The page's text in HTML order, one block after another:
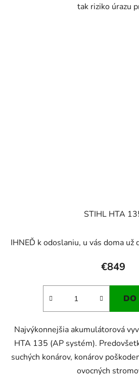
tak riziko úrazu
STIHL HTA
IHNEĎ k odoslaniu, u vás doma už
€849
DO
Najvýkonnejšia akumulátorová
HTA 135 (AP systém).
suchých konárov, konárov
ovocných